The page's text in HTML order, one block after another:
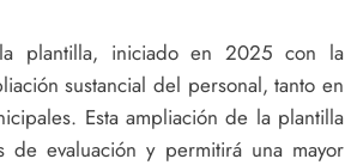
plantilla, iniciado en 2025 con la
sustancial del personal, tanto en
Esta ampliación de la plantilla
de evaluación y permitirá una mayor